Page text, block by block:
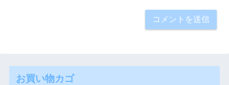
お買い物カゴ